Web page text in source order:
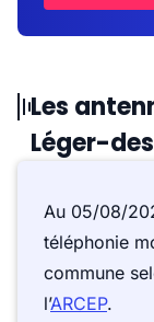
Les
Léger-
Au 05/08/
téléphonie
commune
l’ARCEP.